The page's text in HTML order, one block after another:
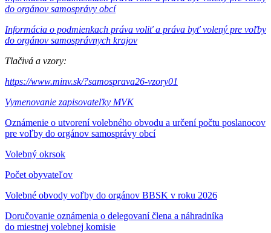
do orgánov samosprávy obcí
Informácia o podmienkach práva voliť a práva byť volený pre voľby
do orgánov samosprávnych krajov
Tlačivá a vzory:
https://www.minv.sk/?samosprava26-vzory01
Vymenovanie zapisovateľky MVK
Oznámenie o utvorení volebného obvodu a určení počtu poslanocov
pre voľby do orgánov samosprávy obcí
Volebný okrsok
Počet obyvateľov
Volebné obvody voľby do orgánov BBSK v roku 2026
Doručovanie oznámenia o delegovaní člena a náhradníka
do miestnej volebnej komisie